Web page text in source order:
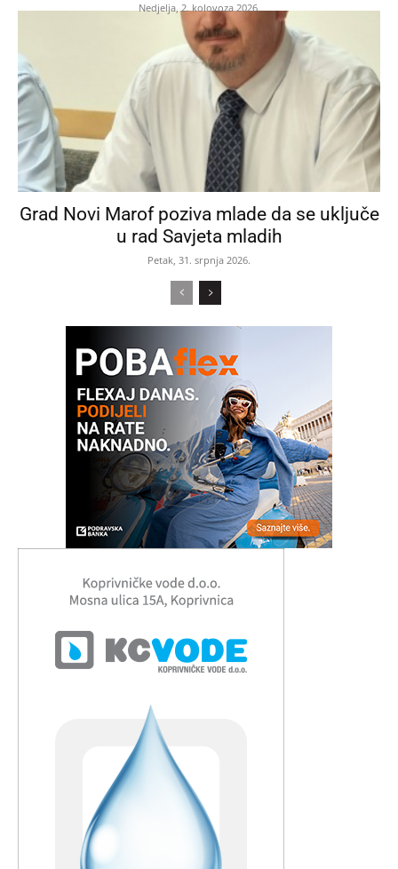
Nedjelja, 2. kolovoza 2026.
Grad Novi Marof poziva mlade da se uključe
u rad Savjeta mladih
Petak, 31. srpnja 2026.